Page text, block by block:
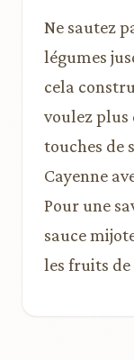
Ne sautez
légumes
cela
voulez plus
touches de
Cayenne
Pour une
sauce
les fruits de